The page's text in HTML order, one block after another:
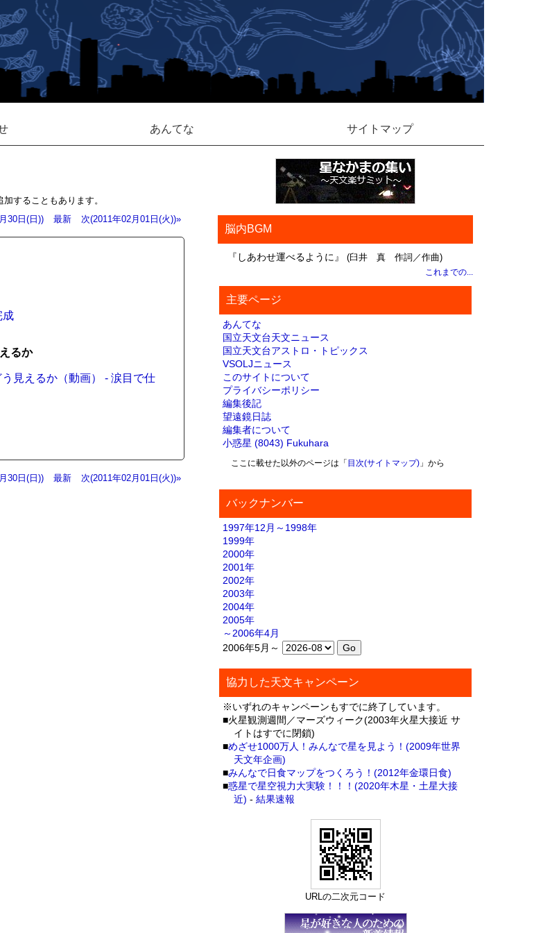
あんてな サイトマップ
することもあります。
30日(日))
最新 次(2011年02月01日(火))»
成
るか
見えるか（動画） - 涙目で仕
30日(日)) 最新 次(2011年02月01日(火))»
脳内BGM
『しあわせ運べるように』 (臼井 真 作詞／作曲)
これまでの...
主要ページ
あんてな
国立天文台天文ニュース
国立天文台アストロ・トピックス
VSOLJニュース
このサイトについて
プライバシーポリシー
編集後記
望遠鏡日誌
編集者について
小惑星 (8043) Fukuhara
ここに載せた以外のページは「 目次(サイトマップ)」から
バックナンバー
1997年12月～1998年
1999年
2000年
2001年
2002年
2003年
2004年
2005年
～2006年4月
2006年5月～
協力した天文キャンペーン
※いずれのキャンペーンもすでに終了しています。
■火星観測週間／マーズウィーク(2003年火星大接近 サ
イトはすでに閉鎖)
■めざせ1000万人！みんなで星を見よう！(2009年世界
天文年企画)
■みんなで日食マップをつくろう！(2012年金環日食)
■惑星で星空視力大実験！！！(2020年木星・土星大接
近) -結果速報
URLの二次元コード